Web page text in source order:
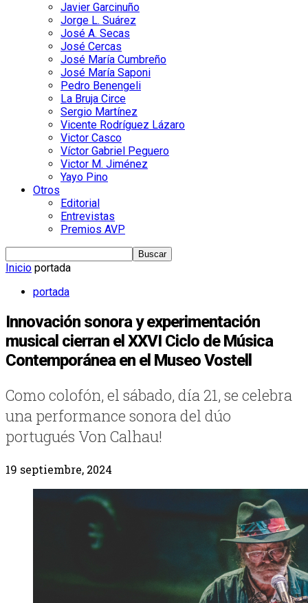
Javier Garcinuño
Jorge L. Suárez
José A. Secas
José Cercas
José María Cumbreño
José María Saponi
Pedro Benengeli
La Bruja Circe
Sergio Martínez
Vicente Rodríguez Lázaro
Victor Casco
Víctor Gabriel Peguero
Victor M. Jiménez
Yayo Pino
Otros
Editorial
Entrevistas
Premios AVP
Inicio portada
portada
Innovación sonora y experimentación
musical cierran el XXVI Ciclo de Música
Contemporánea en el Museo Vostell
Como colofón, el sábado, día 21, se celebra
una performance sonora del dúo
portugués Von Calhau!
19 septiembre, 2024